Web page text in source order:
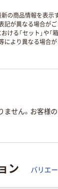
の商品情報を表示
記が異なる場合が
ける「セット」や
により異なる場合
せん。お客様
ン バリエ